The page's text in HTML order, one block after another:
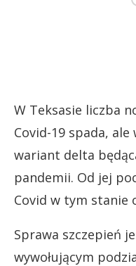
W Teksasie liczba
Covid-19 spada,
wariant delta
pandemii. Od jej
Covid w tym stanie
Sprawa szczepień
wywołującym